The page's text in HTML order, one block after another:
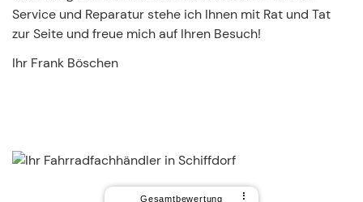
Service und Reparatur stehe ich Ihnen mit Rat und Tat
zur Seite und freue mich auf Ihren Besuch!
Ihr Frank Böschen
Gesamtbewertung ⠇